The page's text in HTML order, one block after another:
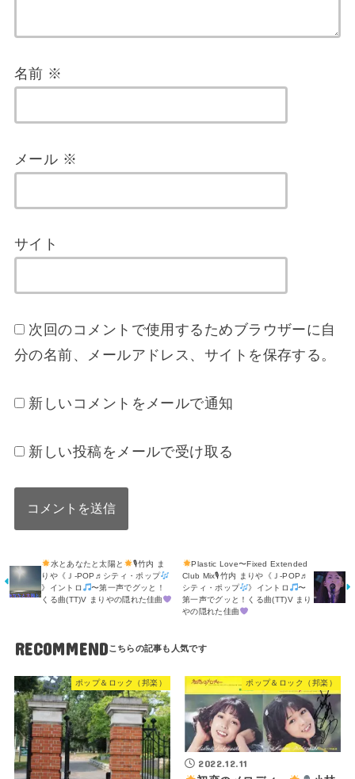
名前 ※
メール ※
サイト
次回のコメントで使用するためブラウザーに自
分の名前、メールアドレス、サイトを保存する。
新しいコメントをメールで通知
新しい投稿をメールで受け取る
水とあなたと太陽と
🎙竹内 ま
りや《Ｊ-POP♬シティ・ポップ
》イントロ
〜第一声でグッと！
くる曲(TT)V まりやの隠れた佳曲
Plastic Love〜Fixed Extended
Club Mix🎙竹内 まりや《Ｊ-POP♬
シティ・ポップ
》イントロ
〜
第一声でグッと！くる曲(TT)V まり
やの隠れた佳曲
RECOMMEND
ポップ＆ロック（邦楽） ポップ＆ロック（邦楽）
2022.12.11